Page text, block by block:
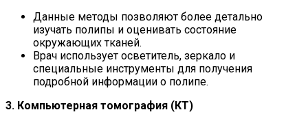
Данные методы позволяют более детально
изучать полипы и оценивать состояние
окружающих тканей.
Врач использует осветитель, зеркало и
специальные инструменты для получения
подробной информации о полипе.
3. Компьютерная томография (КТ)